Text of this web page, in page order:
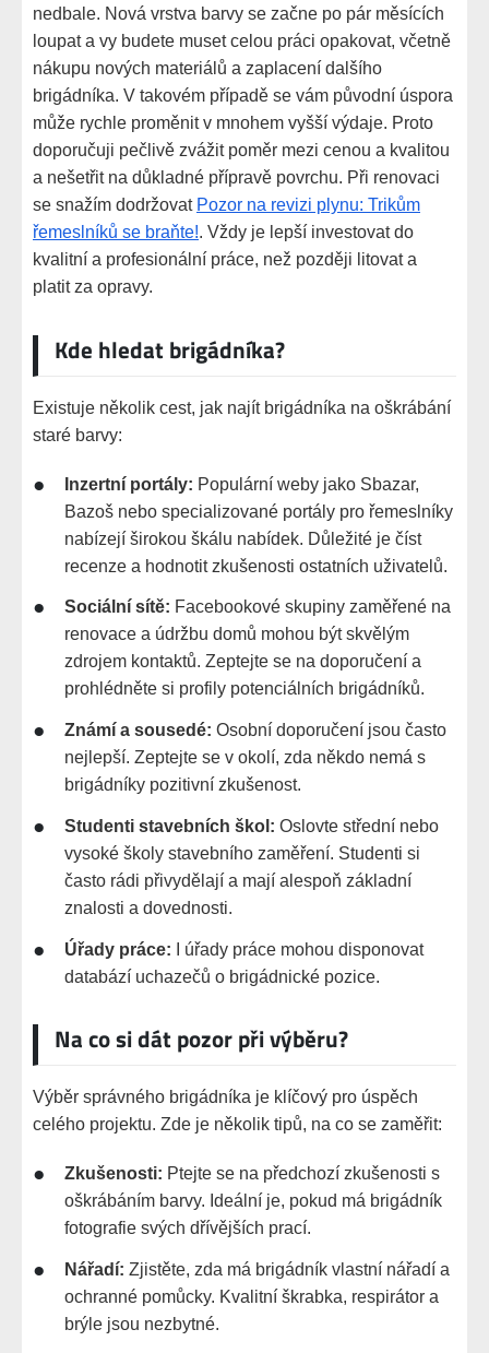
nedbale. Nová vrstva barvy se začne po pár měsících
loupat a vy budete muset celou práci opakovat, včetně
nákupu nových materiálů a zaplacení dalšího
brigádníka. V takovém případě se vám původní úspora
může rychle proměnit v mnohem vyšší výdaje. Proto
doporučuji pečlivě zvážit poměr mezi cenou a kvalitou
a nešetřit na důkladné přípravě povrchu. Při renovaci
se snažím dodržovat Pozor na revizi plynu: Trikům
řemeslníků se braňte!. Vždy je lepší investovat do
kvalitní a profesionální práce, než později litovat a
platit za opravy.
Kde hledat brigádníka?
Existuje několik cest, jak najít brigádníka na oškrábání
staré barvy:
Inzertní portály: Populární weby jako Sbazar,
Bazoš nebo specializované portály pro řemeslníky
nabízejí širokou škálu nabídek. Důležité je číst
recenze a hodnotit zkušenosti ostatních uživatelů.
Sociální sítě: Facebookové skupiny zaměřené na
renovace a údržbu domů mohou být skvělým
zdrojem kontaktů. Zeptejte se na doporučení a
prohlédněte si profily potenciálních brigádníků.
Známí a sousedé: Osobní doporučení jsou často
nejlepší. Zeptejte se v okolí, zda někdo nemá s
brigádníky pozitivní zkušenost.
Studenti stavebních škol: Oslovte střední nebo
vysoké školy stavebního zaměření. Studenti si
často rádi přivydělají a mají alespoň základní
znalosti a dovednosti.
Úřady práce: I úřady práce mohou disponovat
databází uchazečů o brigádnické pozice.
Na co si dát pozor při výběru?
Výběr správného brigádníka je klíčový pro úspěch
celého projektu. Zde je několik tipů, na co se zaměřit:
Zkušenosti: Ptejte se na předchozí zkušenosti s
oškrábáním barvy. Ideální je, pokud má brigádník
fotografie svých dřívějších prací.
Nářadí: Zjistěte, zda má brigádník vlastní nářadí a
ochranné pomůcky. Kvalitní škrabka, respirátor a
brýle jsou nezbytné.